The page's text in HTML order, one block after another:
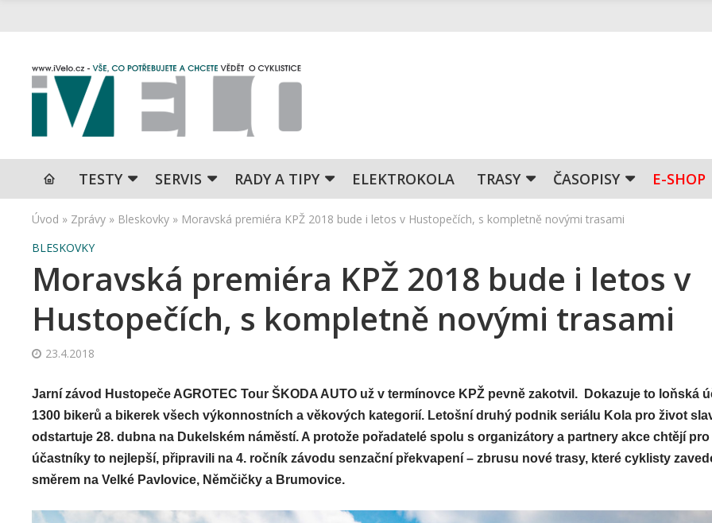
TESTY SERVIS RADY A TIPY ELEKTROKOLA TRASY ČASOPISY E-SHOP
Úvod » Zprávy » Bleskovky » Moravská premiéra KPŽ 2018 bude i letos v Hustopečích, s kompletně novými trasami
BLESKOVKY
Moravská premiéra KPŽ 2018 bude i letos v
Hustopečích, s kompletně novými trasami
23.4.2018
Jarní závod Hustopeče AGROTEC Tour ŠKODA AUTO už v termínovce KPŽ pevně zakotvil. Dokazuje to loňská
1300 bikerů a bikerek všech výkonnostních a věkových kategorií. Letošní druhý podnik seriálu Kola pro život
odstartuje 28. dubna na Dukelském náměstí. A protože pořadatelé spolu s organizátory a partnery akce chtějí pro
účastníky to nejlepší, připravili na 4. ročník závodu senzační překvapení – zbrusu nové trasy, které cyklisty
směrem na Velké Pavlovice, Němčičky a Brumovice.